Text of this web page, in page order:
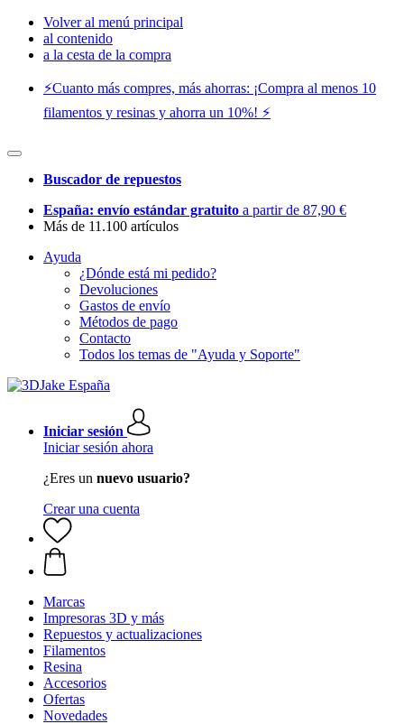
Volver al menú principal
al contenido
a la cesta de la compra
⚡️Cuanto más compres, más ahorras: ¡Compra al menos 10
filamentos y resinas y ahorra un 10%! ⚡️
Buscador de repuestos
España: envío estándar gratuito a partir de 87,90 €
Más de 11.100 artículos
Ayuda
¿Dónde está mi pedido?
Devoluciones
Gastos de envío
Métodos de pago
Contacto
Todos los temas de "Ayuda y Soporte"
Iniciar sesión
Iniciar sesión ahora
¿Eres un nuevo usuario?
Crear una cuenta
Marcas
Impresoras 3D y más
Repuestos y actualizaciones
Filamentos
Resina
Accesorios
Ofertas
Novedades